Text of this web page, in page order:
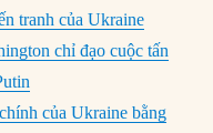
tranh của Ukraine
chỉ đạo cuộc tấn
của Ukraine bằng